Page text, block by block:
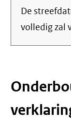
De
volledig zal